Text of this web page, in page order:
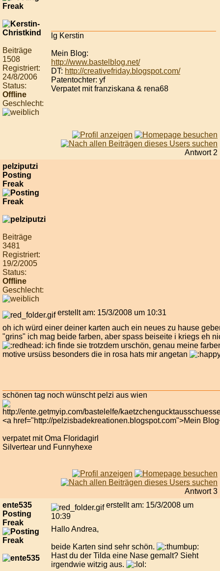
Beiträge
1508
Registriert:
24/8/2006
Status:
Offline
Geschlecht:
lg Kerstin
Mein Blog:
http://www.bastelblog.net/
DT: http://creativefriday.blogspot.com/
Patentochter: yf
Verpatet mit franziskana & rena68
Antwort 2
pelziputzi
Posting
Freak
Beiträge
3481
Registriert:
19/2/2005
Status:
Offline
Geschlecht:
erstellt am: 15/3/2008 um 10:31
oh ich würd einer deiner karten auch ein neues zu hause
"grins" ich mag beide farben, aber spass beiseite i kriegs eh
ich finde sie trotzdem urschön, genau meine
motive ursüss besonders die in rosa hats mir angetan
schönen tag noch wünscht pelzi aus wien
<a href="http://pelzisbadekreationen.blogspot.com">Mein
verpatet mit Oma Floridagirl
Silvertear und Funnyhexe
Antwort 3
ente535
Posting
Freak
erstellt am: 15/3/2008 um
10:39
Hallo Andrea,
beide Karten sind sehr schön.
Hast du der Tilda eine Nase gemalt? Sieht
irgendwie witzig aus.